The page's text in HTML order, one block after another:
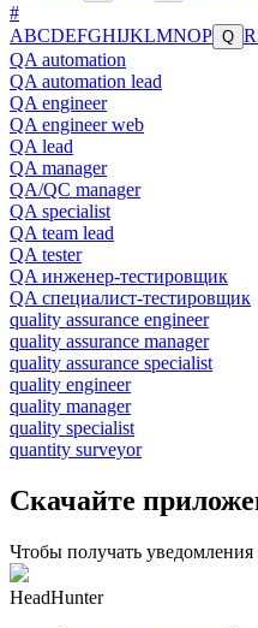
#
ABCDEFGHIJKLMNOP Q R
QA automation
QA automation lead
QA engineer
QA engineer web
QA lead
QA manager
QA/QC manager
QA specialist
QA team lead
QA tester
QA инженер-тестировщик
QA специалист-тестировщик
quality assurance engineer
quality assurance manager
quality assurance specialist
quality engineer
quality manager
quality specialist
quantity surveyor
Скачайте
Чтобы получать
HeadHunter